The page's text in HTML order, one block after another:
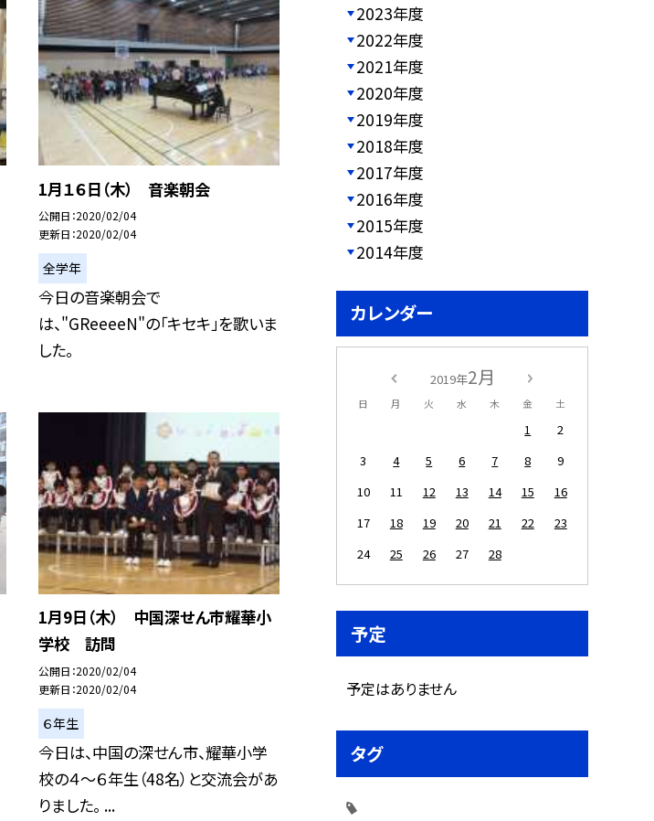
1月１６日（木） 音楽朝会
公開日 2020/02/04
更新日 2020/02/04
全学年
今日の音楽朝会で
は、"GReeeeN"の「キセキ」を歌いま
した。
1月9日（木） 中国深せん市耀華小
学校 訪問
公開日 2020/02/04
更新日 2020/02/04
６年生
今日は、中国の深せん市、耀華小学
校の４〜６年生（48名）と交流会があ
りました。 ...
2023年度
2022年度
2021年度
2020年度
2019年度
2018年度
2017年度
2016年度
2015年度
2014年度
カレンダー
2019年2月
日 月 火 水 木 金 土
1
2
3
4 5 6 7 8
9
10
11 12 13 14 15
16
17
18 19 20 21 22
23
24
25 26 27 28
予定
予定はありません
タグ